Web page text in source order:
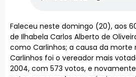
Faleceu neste domingo (20), aos
de Ilhabela Carlos Alberto de
como Carlinhos; a causa da morte
Carlinhos foi o vereador mais
2004, com 573 votos, e